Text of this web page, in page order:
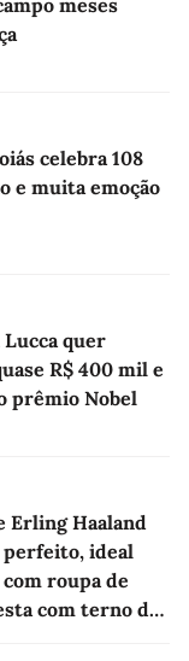
celebra 108
e muita emoção
quer
R$ 400 mil e
prêmio Nobel
Erling Haaland
perfeito, ideal
roupa de
com terno de